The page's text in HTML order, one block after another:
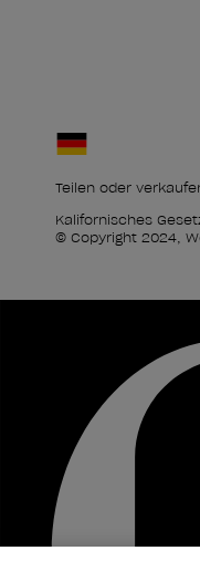
Teilen oder
Kalifornisches
© Copyright 2024,